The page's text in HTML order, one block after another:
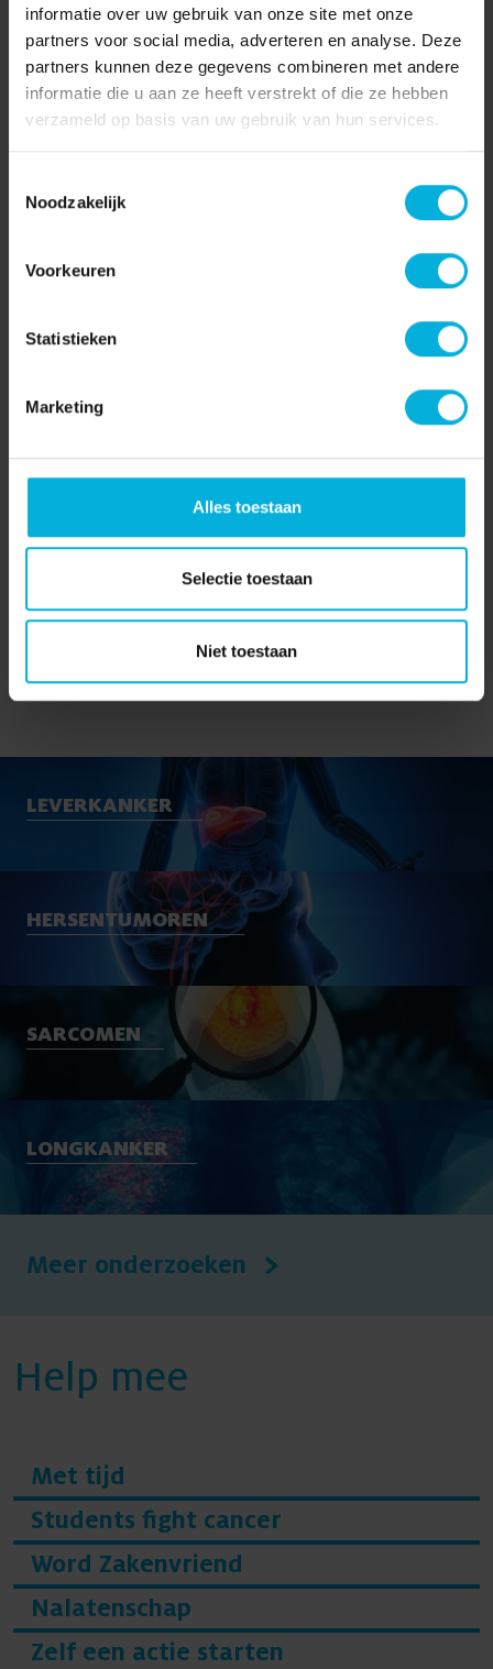
informatie over uw gebruik van onze site met onze
partners voor social media, adverteren en analyse. Deze
partners kunnen deze gegevens combineren met andere
informatie die u aan ze heeft verstrekt of die ze hebben
verzameld op basis van uw gebruik van hun services.
Noodzakelijk
Voorkeuren
Statistieken
Marketing
Alles toestaan
Selectie toestaan
Niet toestaan
Laat je sponsoren tijdens een hardloopwedstrijd
of zamel geld in tijdens een benefietconcert. Via
ons actieplatform gaat dat heel gemakkelijk.
Start vandaag nog!
Kom ook in actie
Kom in contact met
informatie? Neem contact met ons op, we helpen
Neem contact op
Onze
onderzoeksgebieden
LEVERKANKER
HERSENTUMOREN
SARCOMEN
LONGKANKER
Meer onderzoeken
Help mee
Met tijd
Students fight cancer
Word Zakenvriend
Nalatenschap
Zelf een actie starten